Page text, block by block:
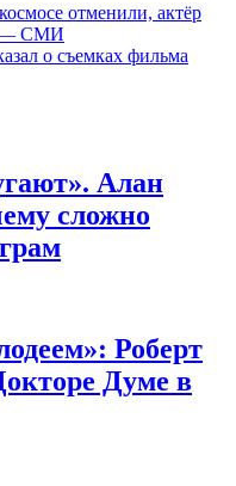
отменили, актёр
— СМИ
о съемках фильма
Алан
сложно
Роберт
Думе в